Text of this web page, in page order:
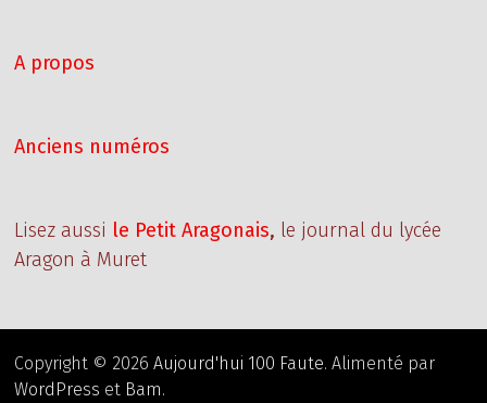
A propos
Anciens numéros
Lisez aussi le Petit Aragonais, le journal du lycée
Aragon à Muret
Copyright © 2026Aujourd'hui 100 Faute. Alimenté par
WordPress et Bam.